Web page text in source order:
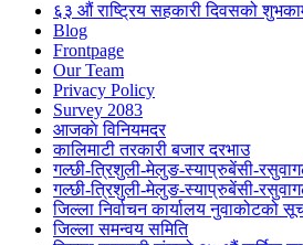
६३ औं राष्ट्रिय सहकारी दिवसको
Blog
Frontpage
Our Team
Privacy Policy
Survey 2083
आजकाे विनियमदर
कालिमाटी तरकारी बजार दरभाउ
गल्छी-त्रिशुली-मेलुङ-स्याप्रुबेंसी-
गल्छी-त्रिशुली-मेलुङ-स्याप्रुबेंसी-
जिल्ला निर्वाचन कार्यालय नुवाकोटको
जिल्ला समन्वय समिति